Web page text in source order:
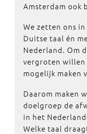
Amsterdam ook
We zetten ons
Duitse taal én
Nederland. Om
vergroten willen
mogelijk maken
Daarom maken
doelgroep de
in het
Welke taal